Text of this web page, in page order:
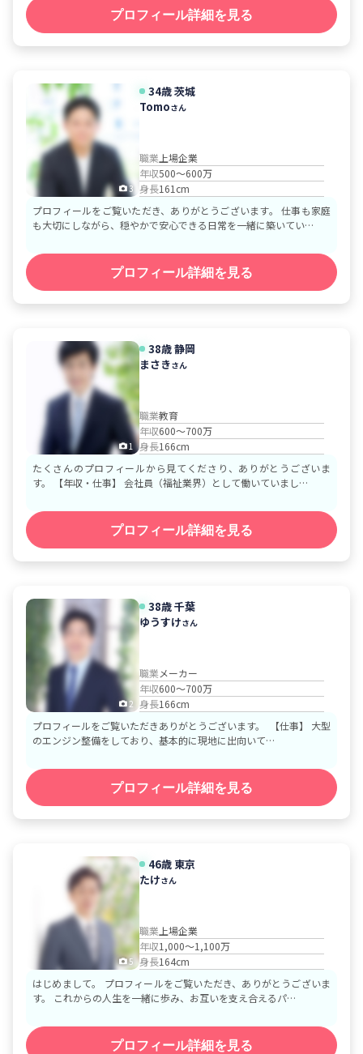
プロフィール詳細を見る
3
34歳茨城
Tomoさん
職業 上場企業
年収500～600万
身長161cm
プロフィールをご覧いただき、ありがとうございます。 仕事も家庭
も大切にしながら、穏やかで安心できる日常を一緒に築いてい…
プロフィール詳細を見る
1
38歳静岡
まさきさん
職業教育
年収600～700万
身長166cm
たくさんのプロフィールから見てくださり、ありがとうございま
す。 【年収・仕事】 会社員（福祉業界）として働いていまし…
プロフィール詳細を見る
2
38歳千葉
ゆうすけさん
職業 メーカー
年収600～700万
身長166cm
プロフィールをご覧いただきありがとうございます。 【仕事】 大型
のエンジン整備をしており、基本的に現地に出向いて…
プロフィール詳細を見る
5
46歳 東京
たけさん
職業 上場企業
年収1,000～1,100万
身長164cm
はじめまして。 プロフィールをご覧いただき、ありがとうございま
す。 これからの人生を一緒に歩み、お互いを支え合えるパ…
プロフィール詳細を見る